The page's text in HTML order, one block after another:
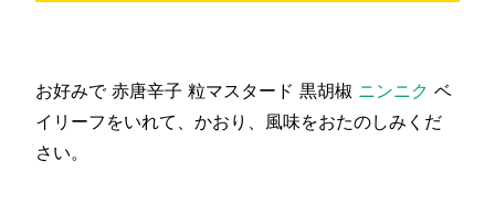
お好みで 赤唐辛子 粒マスタード 黒胡椒 ニンニク ベ
イリーフをいれて、かおり、風味をおたのしみくだ
さい。